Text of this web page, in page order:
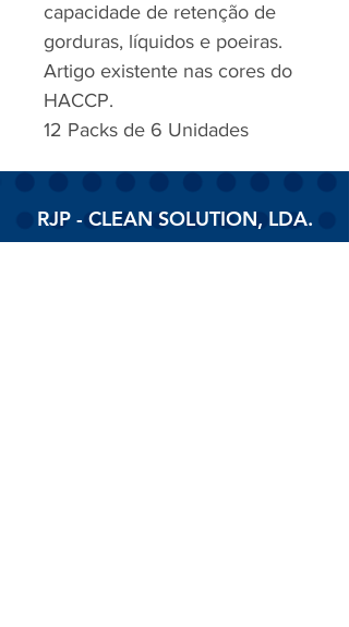
capacidade de retenção de
gorduras, líquidos e poeiras.
Artigo existente nas cores do
HACCP.
12 Packs de 6 Unidades
RJP - CLEAN SOLUTION, LDA.